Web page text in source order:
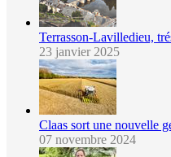
Terrasson-Lavilledieu,
23 janvier 2025
Claas sort une nouvelle
07 novembre 2024